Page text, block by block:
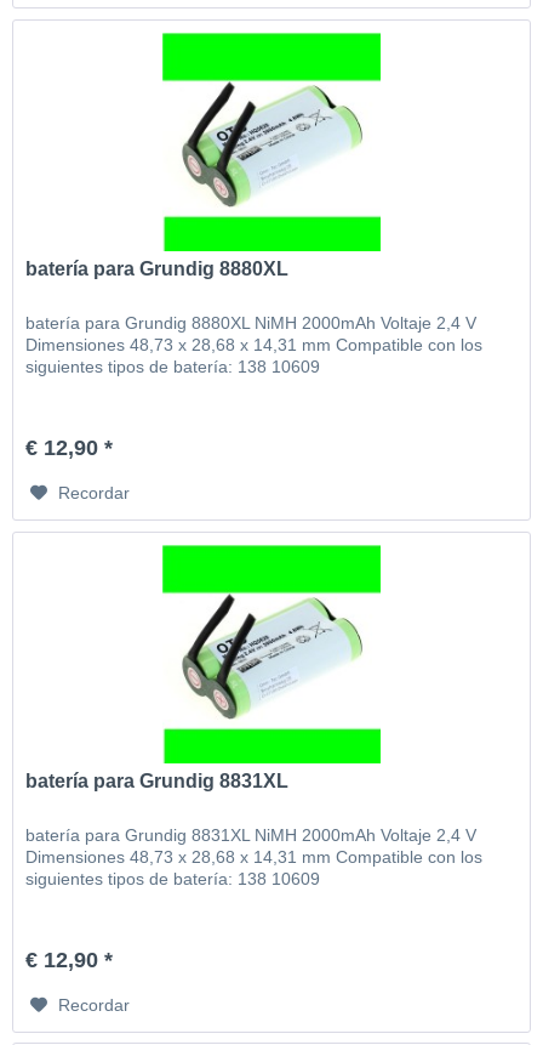
batería para Grundig 8880XL
batería para Grundig 8880XL NiMH 2000mAh Voltaje 2,4 V
Dimensiones 48,73 x 28,68 x 14,31 mm Compatible con los
siguientes tipos de batería: 138 10609
€ 12,90 *
Recordar
batería para Grundig 8831XL
batería para Grundig 8831XL NiMH 2000mAh Voltaje 2,4 V
Dimensiones 48,73 x 28,68 x 14,31 mm Compatible con los
siguientes tipos de batería: 138 10609
€ 12,90 *
Recordar